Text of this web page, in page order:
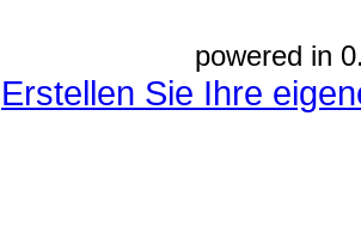
powered in
Erstellen Sie Ihre